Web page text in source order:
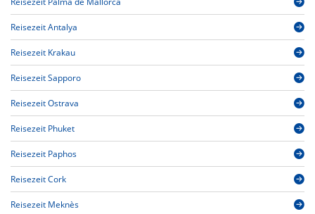
Reisezeit Antalya
Reisezeit Krakau
Reisezeit Sapporo
Reisezeit Ostrava
Reisezeit Phuket
Reisezeit Paphos
Reisezeit Cork
Reisezeit Meknès